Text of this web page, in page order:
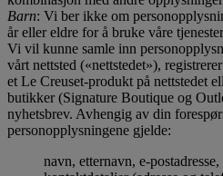
Barn: Vi ber ikke om
år eller eldre for å bruke våre
Vi vil kunne samle inn
vårt nettsted («nettstedet»),
et Le Creuset-produkt på nettstedet
butikker (Signature Boutique og
nyhetsbrev. Avhengig av din
personopplysningene gjelde:
navn, etternavn, e-